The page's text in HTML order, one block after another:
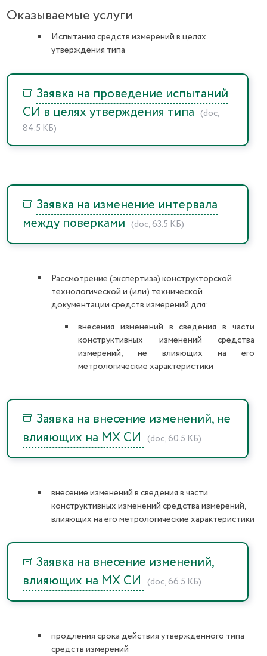
Оказываемые услуги
Испытания средств измерений в целях
утверждения типа
Заявка на проведение испытаний
СИ в целях утверждения типа (doc,
84.5 КБ)
Заявка на изменение интервала
между поверками (doc, 63.5 КБ)
Рассмотрение (экспертиза) конструкторской
технологической и (или) технической
документации средств измерений для:
внесения изменений в сведения в части
конструктивных изменений средства
измерений, не влияющих на его
метрологические характеристики
Заявка на внесение изменений, не
влияющих на МХ СИ (doc, 60.5 КБ)
внесение изменений в сведения в части
конструктивных изменений средства измерений,
влияющих на его метрологические характеристики
Заявка на внесение изменений,
влияющих на МХ СИ (doc, 66.5 КБ)
продления срока действия утвержденного типа
средств измерений